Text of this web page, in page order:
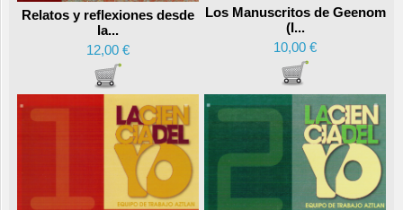
Relatos y reflexiones desde
la...
12,00 €
Los Manuscritos de Geenom
(I...
10,00 €